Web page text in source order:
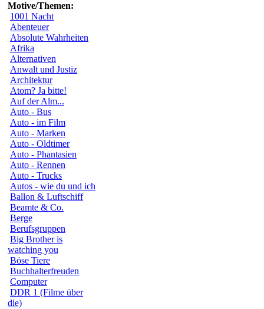
Motive/Themen:
1001 Nacht
Abenteuer
Absolute Wahrheiten
Afrika
Alternativen
Anwalt und Justiz
Architektur
Atom? Ja bitte!
Auf der Alm...
Auto - Bus
Auto - im Film
Auto - Marken
Auto - Oldtimer
Auto - Phantasien
Auto - Rennen
Auto - Trucks
Autos - wie du und ich
Ballon & Luftschiff
Beamte & Co.
Berge
Berufsgruppen
Big Brother is
watching you
Böse Tiere
Buchhalterfreuden
Computer
DDR 1 (Filme über
die)